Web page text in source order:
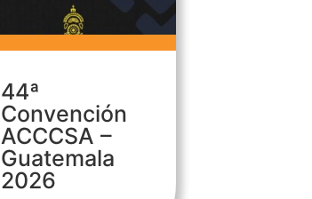
44ª
Convención
ACCCSA –
Guatemala
2026